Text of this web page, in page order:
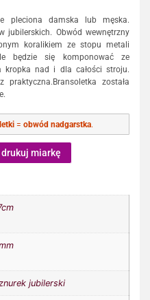
pleciona damska lub męska.
jubilerskich. Obwód wewnętrzny
koralikiem ze stopu metali
będzie się komponować ze
kropka nad i dla całości stroju.
została
= obwód nadgarstka.
miarkę
jubilerski